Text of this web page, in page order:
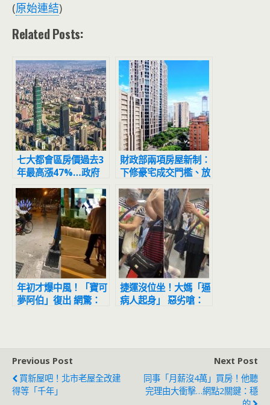
(原始連結)
Related Posts:
七大都會區房價過去3
年最高漲47%…政府
打炒房五重拳「越打越
高」？他反駁：不打會
更高！
財政部兩項房屋新制：
下修豪宅成交門檻、放
寬繼承持有時間判定
年初才爆中風！「寶可
夢阿伯」復出 網驚：
捷運沒位坐！大媽「逼
病人起身」 惡劣嗆：
Previous Post
買新屋吧！北市老屋全改建
得等「千年」
Next Post
同事「月薪沒4萬」買房！他聽
完理由大衝擊…網點2關鍵：穩